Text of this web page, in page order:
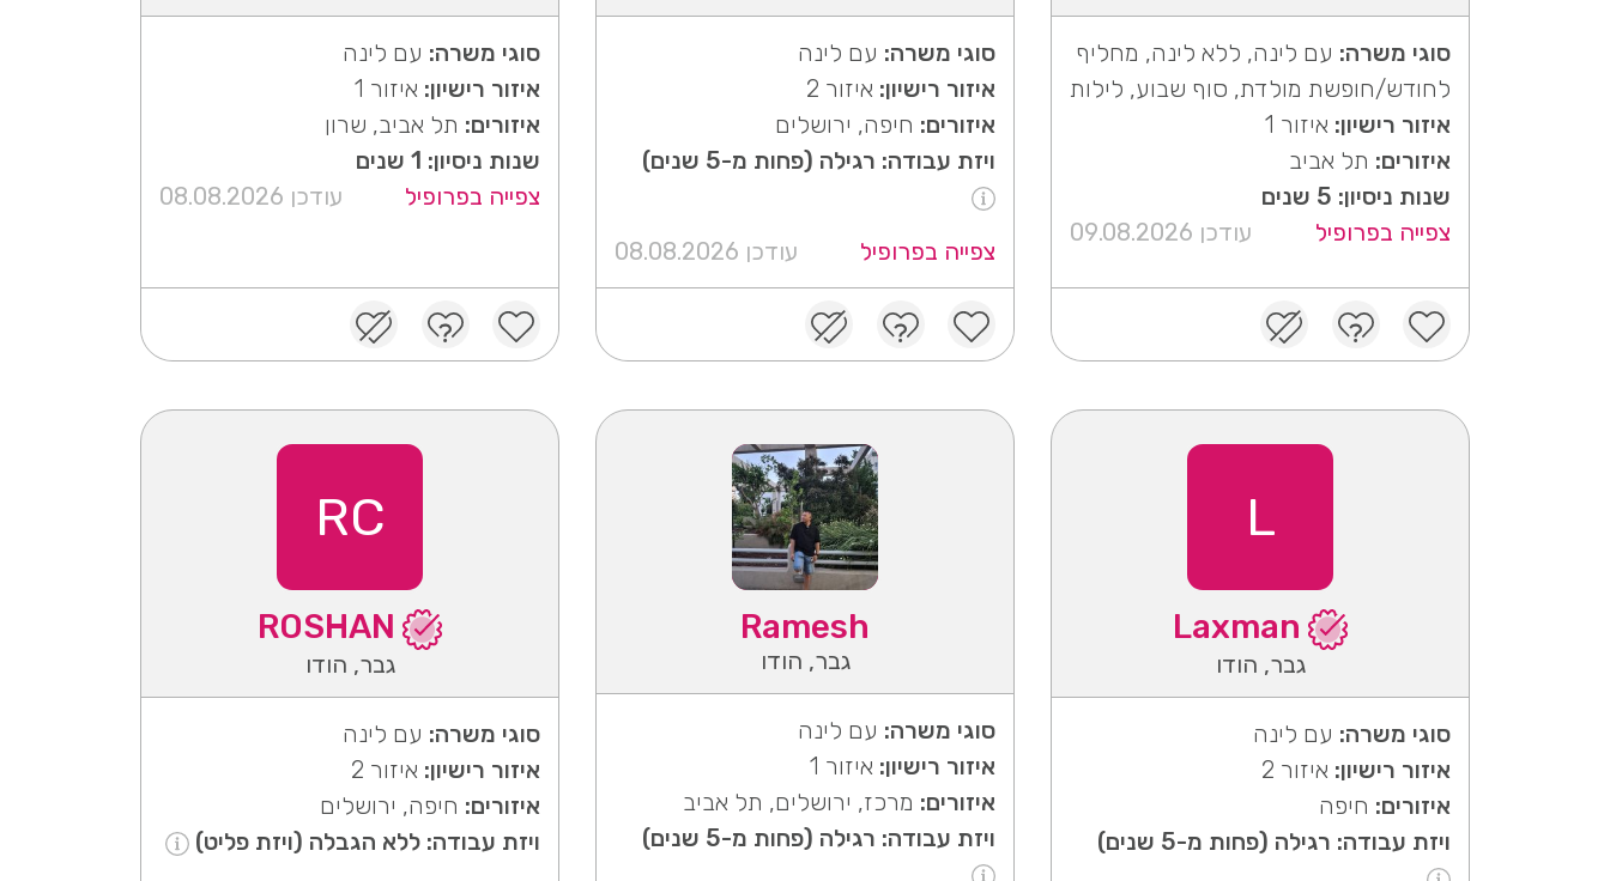
סוגי משרה: עם לינה, ללא לינה, מחליף
לחודש/חופשת מולדת, סוף שבוע, לילות
איזור רישיון: איזור 1
איזורים: תל אביב
שנות ניסיון: 5 שנים
צפייה בפרופיל
עודכן 09.08.2026
סוגי משרה: עם לינה
איזור רישיון: איזור 2
איזורים: חיפה, ירושלים
ויזת עבודה: רגילה (פחות מ-5 שנים)
צפייה בפרופיל עודכן 08.08.2026
סוגי משרה: עם לינה
איזור רישיון: איזור 1
איזורים: תל אביב, שרון
שנות ניסיון: 1 שנים
צפייה בפרופיל
עודכן 08.08.2026
L
גבר, הודו
סוגי משרה: עם לינה
איזור רישיון: איזור 2
איזורים: חיפה
ויזת עבודה: רגילה (פחות מ-5 שנים)
Ramesh
גבר, הודו
סוגי משרה: עם לינה
איזור רישיון: איזור 1
איזורים: מרכז, ירושלים, תל אביב
ויזת עבודה: רגילה (פחות מ-5 שנים)
RC
גבר, הודו
סוגי משרה: עם לינה
איזור רישיון: איזור 2
איזורים: חיפה, ירושלים
ויזת עבודה: ללא הגבלה (ויזת פליט)